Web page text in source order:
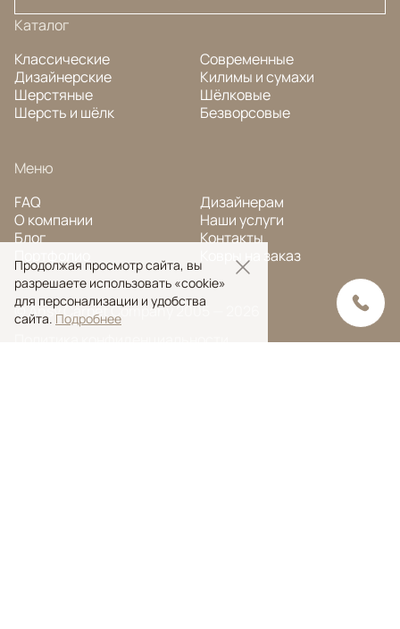
Каталог
Классические
Дизайнерские
Шерстяные
Шерсть и шёлк
Современные
Килимы и сумахи
Шёлковые
Безворсовые
Меню
FAQ
О компании
Блог
Портфолио
Дизайнерам
Наши услуги
Контакты
Ковры на заказ
© Ansy Carpet Company 2005 — 2026
Продолжая просмотр сайта, вы
разрешаете использовать «cookie»
для персонализации и удобства
сайта. Подробнее